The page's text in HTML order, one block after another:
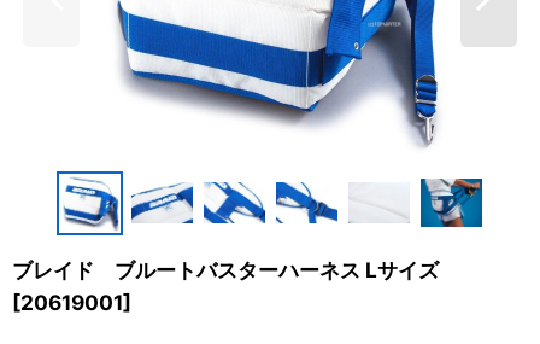
ブレイド ブルートバスターハーネス Lサイズ
[20619001]